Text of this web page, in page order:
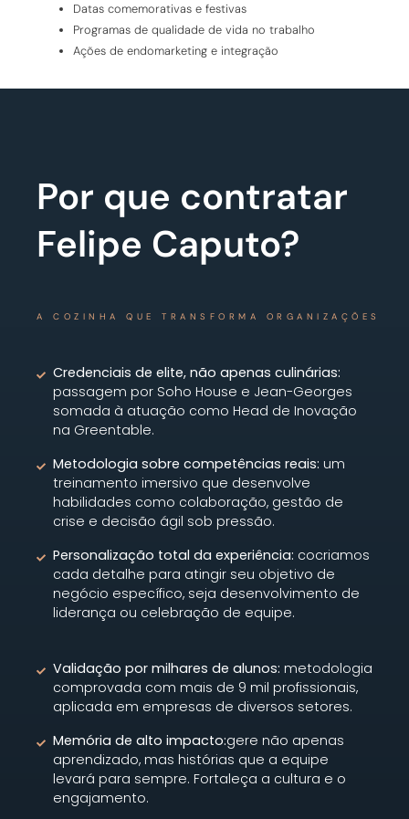
Datas comemorativas e festivas
Programas de qualidade de vida no trabalho
Ações de endomarketing e integração
Por que contratar
Felipe Caputo?
A COZINHA QUE TRANSFORMA ORGANIZAÇÕES
Credenciais de elite, não apenas culinárias:
passagem por Soho House e Jean-Georges
somada à atuação como Head de Inovação
na Greentable.
Metodologia sobre competências reais: um
treinamento imersivo que desenvolve
habilidades como colaboração, gestão de
crise e decisão ágil sob pressão.
Personalização total da experiência: cocriamos
cada detalhe para atingir seu objetivo de
negócio específico, seja desenvolvimento de
liderança ou celebração de equipe.
Validação por milhares de alunos: metodologia
comprovada com mais de 9 mil profissionais,
aplicada em empresas de diversos setores.
Memória de alto impacto:gere não apenas
aprendizado, mas histórias que a equipe
levará para sempre. Fortaleça a cultura e o
engajamento.